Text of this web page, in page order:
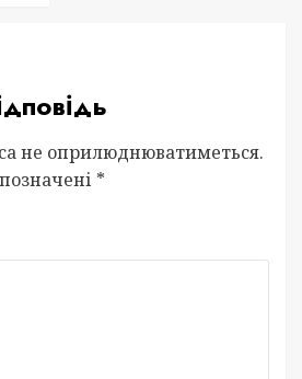
не оприлюднюватиметься.
*